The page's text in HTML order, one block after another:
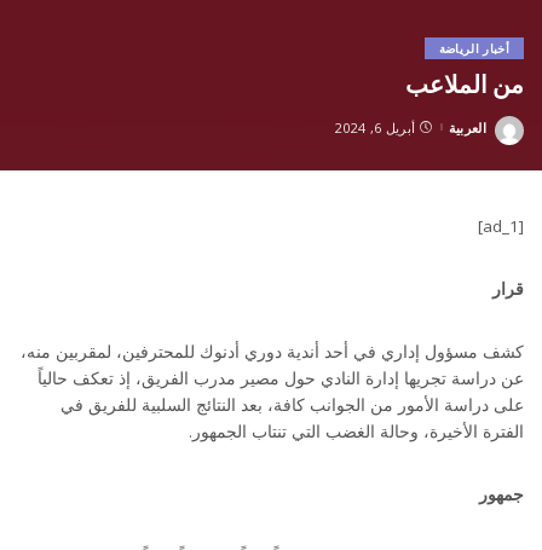
أخبار الرياضة
من الملاعب
Posted
العربية أبريل 6, 2024
[ad_1]
قرار
كشف مسؤول إداري في أحد أندية دوري أدنوك للمحترفين، لمقربين منه،
عن دراسة تجريها إدارة النادي حول مصير مدرب الفريق، إذ تعكف حالياً
على دراسة الأمور من الجوانب كافة، بعد النتائج السلبية للفريق في
الفترة الأخيرة، وحالة الغضب التي تنتاب الجمهور.
جمهور